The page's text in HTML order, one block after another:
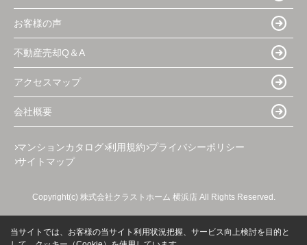
お客様の声
不動産売却Q＆A
アクセスマップ
会社概要
マンションカタログ 利用規約 プライバシーポリシー
サイトマップ
Copyright(c) 株式会社クラストホーム 横浜店 All Rights Reserved.
当サイトでは、お客様の当サイト利用状況把握、サービス向上検討を目的と